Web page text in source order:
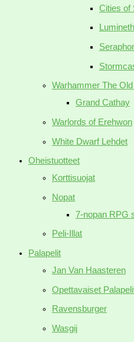
Cities of
Warhammer The Old
Grand Cathay
Warlords of Erehwon
White Dwarf Lehdet
Oheistuotteet
Korttisuojat
Nopat
7-nopan RPG
Peli-Illat
Palapelit
Jan Van Haasteren
Opettavaiset
Ravensburger
Wasgij